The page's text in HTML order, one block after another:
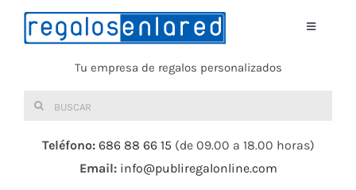
Saltar
Toggle
Tu empresa de regalos personalizados
Buscar:
Teléfono: 686 88 66 15 (de 09.00 a 18.00 horas)
Email: info@publiregalonline.com